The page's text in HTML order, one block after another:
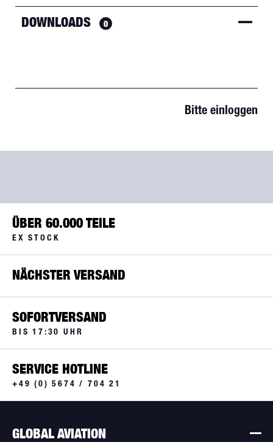
DOWNLOADS 0
Bitte einloggen
ÜBER 60.000 TEILE
EX STOCK
NÄCHSTER VERSAND
SOFORTVERSAND
BIS 17:30 UHR
SERVICE HOTLINE
+49 (0) 5674 / 704 21
GLOBAL AVIATION